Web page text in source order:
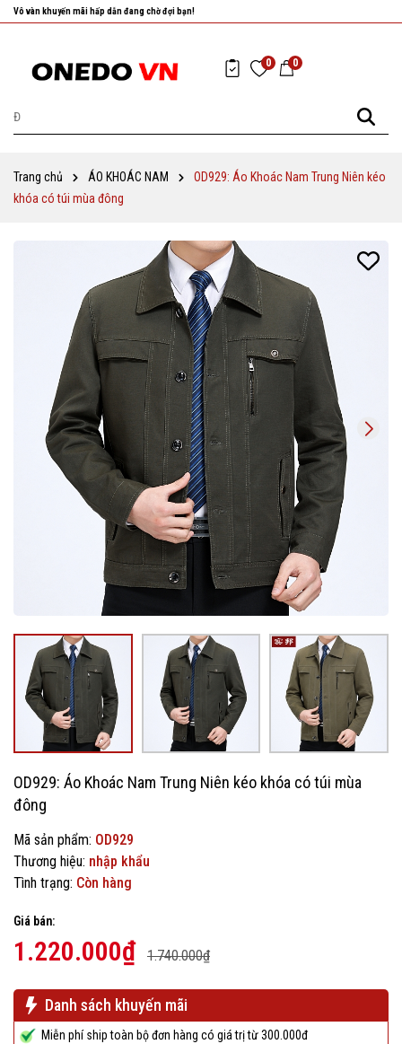
Nhanh tay chọn cho mình những sản phẩm ưng ý nhất!
0 0
Trang chủ ÁO KHOÁC NAM
OD929: Áo Khoác Nam Trung Niên kéo
khóa có túi mùa đông
OD929: Áo Khoác Nam Trung Niên kéo khóa có túi mùa
đông
Mã sản phẩm: OD929
Thương hiệu: nhập khẩu
Tình trạng: Còn hàng
Giá bán:
1.220.000₫ 1.740.000₫
Danh sách khuyến mãi
Miễn phí ship toàn bộ đơn hàng có giá trị từ 300.000đ